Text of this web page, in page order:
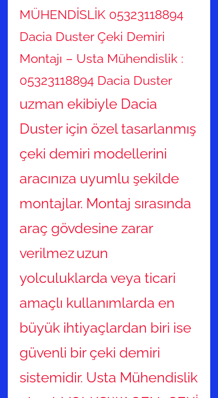
MÜHENDİSLİK 05323118894
Dacia Duster Çeki Demiri
Montajı – Usta Mühendislik :
05323118894 Dacia Duster
uzman ekibiyle Dacia
Duster için özel tasarlanmış
çeki demiri modellerini
aracınıza uyumlu şekilde
montajlar. Montaj sırasında
araç gövdesine zarar
verilmezuzun
yolculuklarda veya ticari
amaçlı kullanımlarda en
büyük ihtiyaçlardan biri ise
güvenli bir çeki demiri
sistemidir. Usta Mühendislik